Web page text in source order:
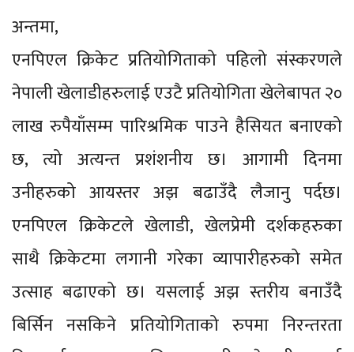
अन्तमा,
एनपिएल क्रिकेट प्रतियोगिताको पहिलो संस्करणले
नेपाली खेलाडीहरुलाई एउटै प्रतियोगिता खेलेबापत २०
लाख रुपैयाँसम्म पारिश्रमिक पाउने हैसियत बनाएको
छ, त्यो अत्यन्त प्रशंशनीय छ। आगामी दिनमा
उनीहरुको आयस्तर अझ बढाउँदै लैजानु पर्दछ।
एनपिएल क्रिकेटले खेलाडी, खेलप्रेमी दर्शकहरुका
साथै क्रिकेटमा लगानी गरेका व्यापारीहरुको समेत
उत्साह बढाएको छ। यसलाई अझ स्तरीय बनाउँदै
बिर्सिन नसकिने प्रतियोगिताको रुपमा निरन्तरता